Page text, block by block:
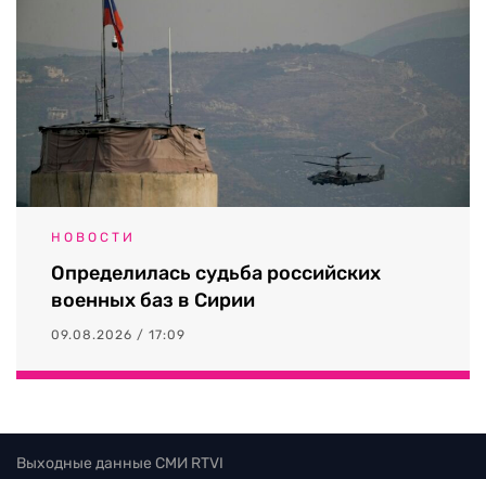
НОВОСТИ
Определилась судьба российских
военных баз в Сирии
09.08.2026 / 17:09
Выходные данные СМИ RTVI